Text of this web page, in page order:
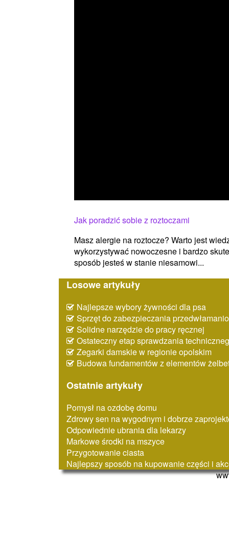
Jak poradzić sobie z roztoczami
Masz alergie na roztocze? Warto jest
wykorzystywać nowoczesne i bardzo
sposób jesteś w stanie niesamowi...
Losowe artykuły
Najlepsze wybory żywności dla psa
Sprzęt do zabezpieczania
Solidne narzędzie do pracy ręcznej
Ostateczny etap sprawdzania
Zegarki damskie w regionie opolskim
Budowa fundamentów z elementów
Ostatnie artykuły
Pomysł na ozdobę domu
Zdrowy sen na wygodnym i dobrze
Odpowiednie ubrania dla lekarzy
Markowe środki na mszyce
Przygotowanie ciasta
Najlepszy sposób na kupowanie części i